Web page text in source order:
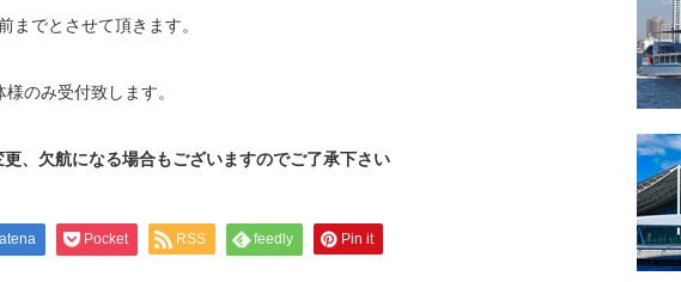
までとさせて頂きます。
のみ受付致します。
、欠航になる場合もございますのでご了承下さい
Pocket RSS feedly Pin it